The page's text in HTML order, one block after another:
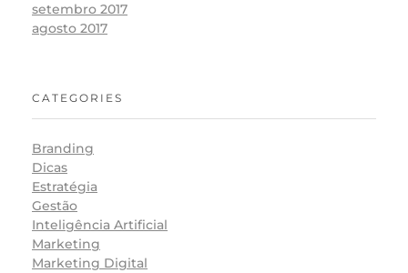
setembro 2017
agosto 2017
CATEGORIES
Branding
Dicas
Estratégia
Gestão
Inteligência Artificial
Marketing
Marketing Digital